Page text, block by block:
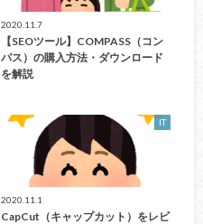
2020.11.7
【SEOツール】COMPASS（コン
パス）の購入方法・ダウンロード
を解説
IT
2020.11.1
CapCut（キャップカット）をレビ